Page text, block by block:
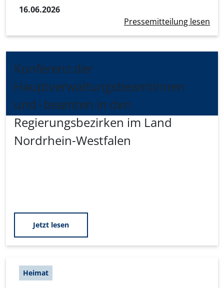
16.06.2026
Pressemitteilung lesen
Konferenz der
Hauptverwaltungsbeamtinnen
und -beamten in den
Regierungsbezirken im Land
Nordrhein-Westfalen
Jetzt lesen
Heimat